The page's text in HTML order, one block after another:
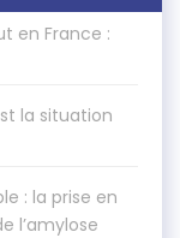
en France :
la situation
: la prise en
l’amylose